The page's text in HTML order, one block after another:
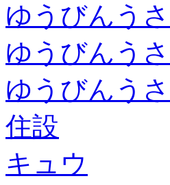
ゆうびんう
ゆうびんう
ゆうびんう
住設
キュウ